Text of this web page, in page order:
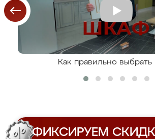
Как правильно
ФИКСИРУЕМ